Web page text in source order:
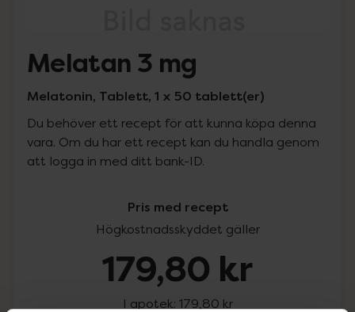
Melatan 3 mg
Melatonin, Tablett, 1 x 50 tablett(er)
Du behöver ett recept för att kunna köpa denna
vara. Om du har ett recept kan du handla genom
att logga in med ditt bank-ID.
Pris med recept
Högkostnadsskyddet gäller
179,80 kr
I apotek: 179,80 kr